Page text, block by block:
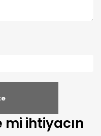
ihtiyacın